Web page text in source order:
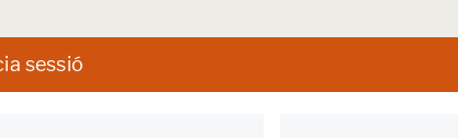
sessió